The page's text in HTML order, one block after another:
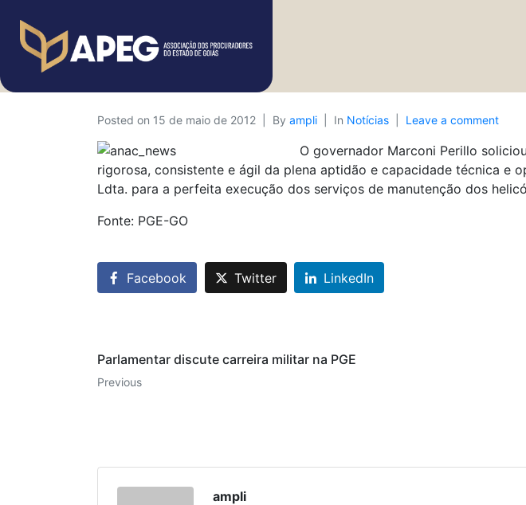
Posted on 15 de maio de 2012 By ampli In Notícias Leave a comment
O governador Marconi Perillo
rigorosa, consistente e ágil da plena aptidão e capacidade técnica e
Ldta. para a perfeita execução dos serviços de manutenção dos
Fonte: PGE-GO
Facebook Twitter LinkedIn
Parlamentar discute carreira militar na PGE
Previous
ampli